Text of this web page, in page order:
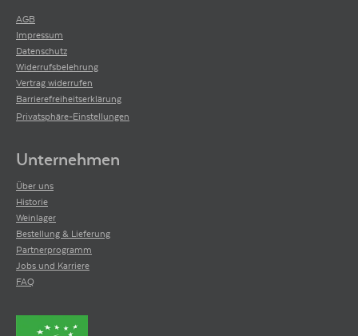
AGB
Impressum
Datenschutz
Widerrufsbelehrung
Vertrag widerrufen
Barrierefreiheitserklärung
Privatsphäre-Einstellungen
Unternehmen
Über uns
Historie
Weinlager
Bestellung & Lieferung
Partnerprogramm
Jobs und Karriere
FAQ